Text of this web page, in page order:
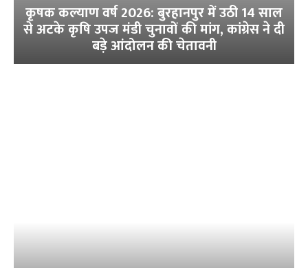
कृषक कल्याण वर्ष 2026: बुरहानपुर में उठी 14 साल
से अटके कृषि उपज मंडी चुनावों की मांग, कांग्रेस ने दी
बड़े आंदोलन की चेतावनी